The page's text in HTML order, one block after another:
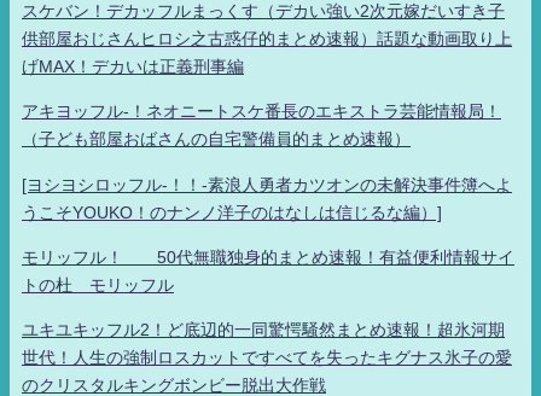
スケバン！デカッフルまっくす（デカい強い2次元嫁だいすき子
供部屋おじさんヒロシ之古惑仔的まとめ速報）話題な動画取り上
げMAX！デカいは正義刑事編
アキヨッフル-！ネオニートスケ番長のエキストラ芸能情報局！
（子ども部屋おばさんの自宅警備員的まとめ速報）
[ヨシヨシロッフル-！！-素浪人勇者カツオンの未解決事件簿へよ
うこそYOUKO！のナンノ洋子のはなしは信じるな編）]
モリッフル！ 50代無職独身的まとめ速報！有益便利情報サイ
トの杜 モリッフル
ユキユキッフル2！ど底辺的一同驚愕騒然まとめ速報！超氷河期
世代！人生の強制ロスカットですべてを失ったキグナス氷子の愛
のクリスタルキングボンビー脱出大作戦